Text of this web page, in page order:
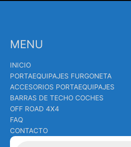
MENU
INICIO
PORTAEQUIPAJES FURGONETA
ACCESORIOS PORTAEQUIPAJES
BARRAS DE TECHO COCHES
OFF ROAD 4X4
FAQ
CONTACTO
Búsqueda